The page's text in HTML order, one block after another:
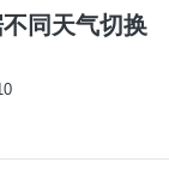
同天气切换